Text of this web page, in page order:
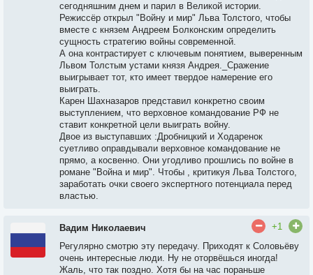
сегодняшним днем и парил в Великой истории.
Режиссёр открыл "Войну и мир" Льва Толстого, чтобы
вместе с князем Андреем Болконским определить
сущность стратегию войны современной.
А она контрастирует с ключевым понятием, выверенным
Львом Толстым устами князя Андрея._Сражение
выигрывает тот, кто имеет твердое намерение его
выиграть.
Карен Шахназаров представил конкретно своим
выступлением, что верховное командование РФ не
ставит конкретной цели выиграть войну.
Двое из выступавших :Дробницкий и Ходаренок
суетливо оправдывали верховное командование не
прямо, а косвенно. Они угодливо прошлись по войне в
романе "Война и мир". Чтобы , критикуя Льва Толстого,
заработать очки своего экспертного потенциала перед
властью.
Вадим Николаевич
+1
Регулярно смотрю эту передачу. Приходят к Соловьёву
очень интересные люди. Ну не оторвёшься иногда!
Жаль, что так поздно. Хотя бы на час пораньше